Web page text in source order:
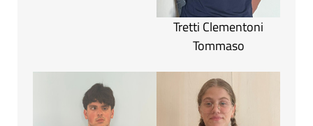
Tretti Clementoni
Tommaso